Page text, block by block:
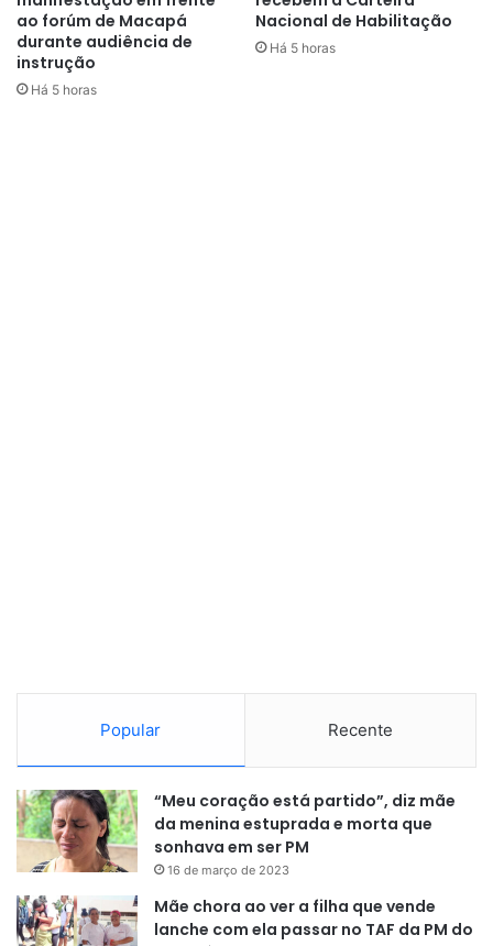
ao forúm de Macapá
durante audiência de
instrução
Há 5 horas
Nacional de Habilitação
Há 5 horas
Popular Recente
“Meu coração está partido”, diz mãe
da menina estuprada e morta que
sonhava em ser PM
16 de março de 2023
Mãe chora ao ver a filha que vende
lanche com ela passar no TAF da PM do